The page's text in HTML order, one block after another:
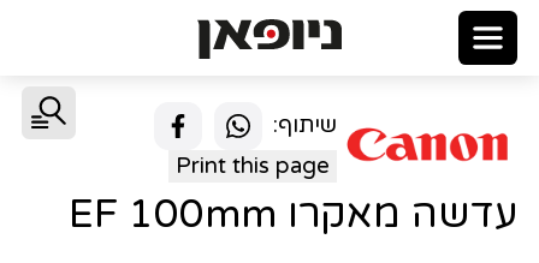
שיתוף:
Print this page
עדשה מאקרו EF 100mm